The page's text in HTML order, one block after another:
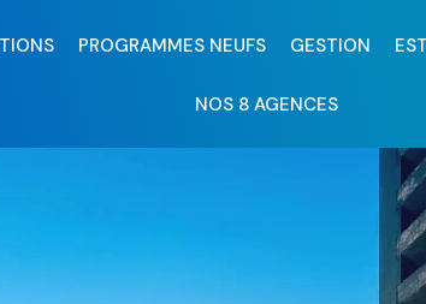
PROGRAMMES NEUFS GESTION
NOS 8 AGENCES